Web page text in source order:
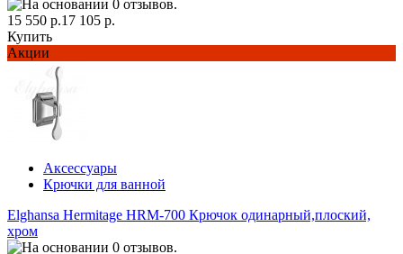
15 550 р.17 105 р.
Купить
Акции
Аксессуары
Крючки для ванной
Elghansa Hermitage HRM-700 Крючок одинарный,плоский,
хром